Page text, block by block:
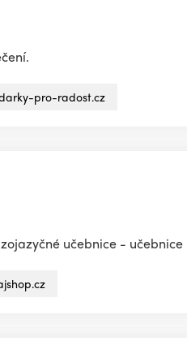
pro-radost.cz
učebnice -